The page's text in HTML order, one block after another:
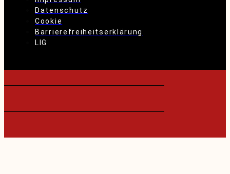
Datenschutz
Cookie
Barrierefreiheitserklärung
LIG